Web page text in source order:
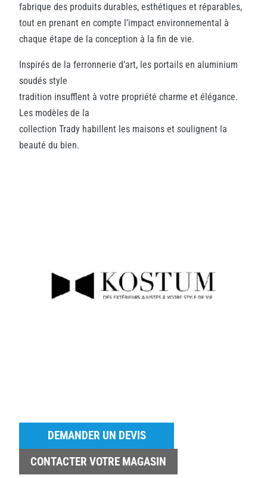
fabrique des produits durables, esthétiques et réparables,
tout en prenant en compte l’impact environnemental à
chaque étape de la conception à la fin de vie.
Inspirés de la ferronnerie d’art, les portails en aluminium
soudés style
tradition insufflent à votre propriété charme et élégance.
Les modèles de la
collection Trady habillent les maisons et soulignent la
beauté du bien.
DEMANDER UN DEVIS
CONTACTER VOTRE MAGASIN